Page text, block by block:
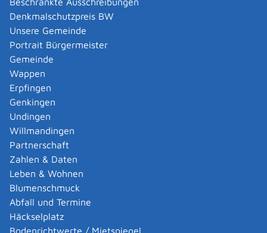
Denkmalschutzpreis BW
Unsere Gemeinde
Portrait Bürgermeister
Gemeinde
Wappen
Erpfingen
Genkingen
Undingen
Willmandingen
Partnerschaft
Zahlen & Daten
Leben & Wohnen
Blumenschmuck
Abfall und Termine
Häckselplatz
Bodenrichtwerte / Mietspiegel
beantragen
Abweichende Ruhezeit beantragen
Adoption - Akteneinsicht beantragen
Adoption - sich als Adoptiveltern bewerben
Adoption eines ausländischen Kindes -
Beurkundung im Geburtenregister beantragen
Adoption eines ausländischen Kindes -
Umwandlung einer schwachen in eine starke
Adoption beantragen
Adoption eines deutschen Kindes - Beurkundung
von Amts wegen
Adoption eines erwachsenen Menschen beantragen
Adoptionspflege eines minderjährigen Kindes
aufnehmen
Adressänderung auf der eID-Karte beantragen
Adressbuch - Eintrag sperren lassen